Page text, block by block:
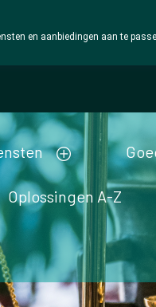
Oplossingen A-Z
en aanbiedingen aan te